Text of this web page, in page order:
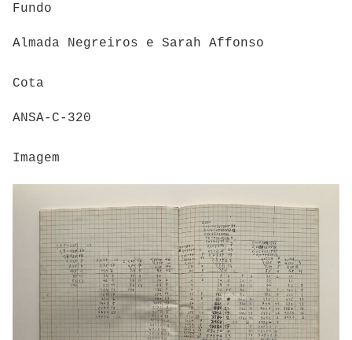
Fundo
Almada Negreiros e Sarah Affonso
Cota
ANSA-C-320
Imagem